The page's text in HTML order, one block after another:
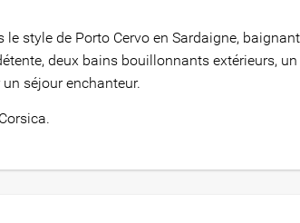
style de Porto Cervo en Sardaigne,
deux bains bouillonnants extérieurs,
séjour enchanteur.